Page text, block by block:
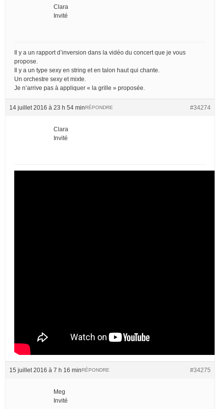
Clara
Invité
Il y a un rapport d’inversion dans la vidéo du concert que je vous
propose.
Il y a un type sexy en string et en talon haut qui chante.
Un orchestre sexy et mixte.
Je n’arrive pas à appliquer « la grille » proposée.
14 juillet 2016 à 23 h 54 min #34274
RÉPONDRE
Clara
Invité
15 juillet 2016 à 7 h 16 min #34275
RÉPONDRE
Meg
Invité